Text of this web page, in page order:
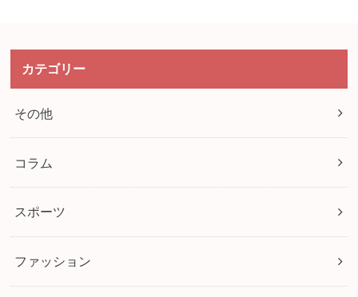
カテゴリー
その他
コラム
スポーツ
ファッション